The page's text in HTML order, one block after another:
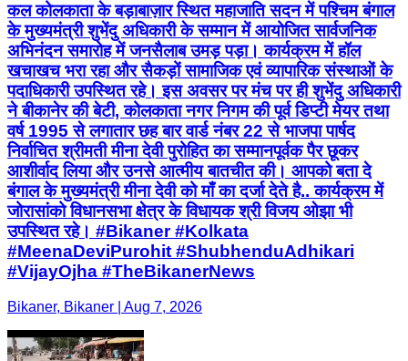
कल कोलकाता के बड़ाबाज़ार स्थित महाजाति सदन में पश्चिम बंगाल
के मुख्यमंत्री शुभेंदु अधिकारी के सम्मान में आयोजित सार्वजनिक
अभिनंदन समारोह में जनसैलाब उमड़ पड़ा। कार्यक्रम में हॉल
खचाखच भरा रहा और सैकड़ों सामाजिक एवं व्यापारिक संस्थाओं के
पदाधिकारी उपस्थित रहे। इस अवसर पर मंच पर ही शुभेंदु अधिकारी
ने बीकानेर की बेटी, कोलकाता नगर निगम की पूर्व डिप्टी मेयर तथा
वर्ष 1995 से लगातार छह बार वार्ड नंबर 22 से भाजपा पार्षद
निर्वाचित श्रीमती मीना देवी पुरोहित का सम्मानपूर्वक पैर छूकर
आशीर्वाद लिया और उनसे आत्मीय बातचीत की। आपको बता दे
बंगाल के मुख्यमंत्री मीना देवी को माँ का दर्जा देते है.. कार्यक्रम में
जोरासांको विधानसभा क्षेत्र के विधायक श्री विजय ओझा भी
उपस्थित रहे। #Bikaner #Kolkata
#MeenaDeviPurohit #ShubhenduAdhikari
#VijayOjha #TheBikanerNews
Bikaner, Bikaner | Aug 7, 2026